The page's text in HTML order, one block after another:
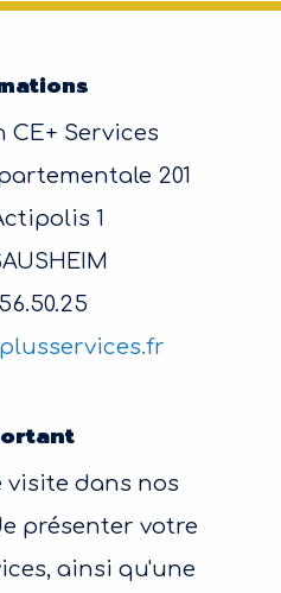
Services
201
1
visite dans nos
présenter votre
ainsi qu'une